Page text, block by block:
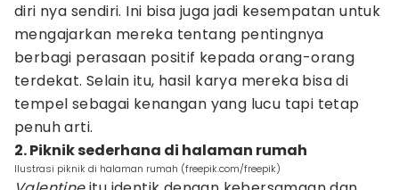
diri nya sendiri. Ini bisa juga jadi kesempatan untuk
mengajarkan mereka tentang pentingnya
berbagi perasaan positif kepada orang-orang
terdekat. Selain itu, hasil karya mereka bisa di
tempel sebagai kenangan yang lucu tapi tetap
penuh arti.
2. Piknik sederhana di halaman rumah
Ilustrasi piknik di halaman rumah (freepik.com/freepik)